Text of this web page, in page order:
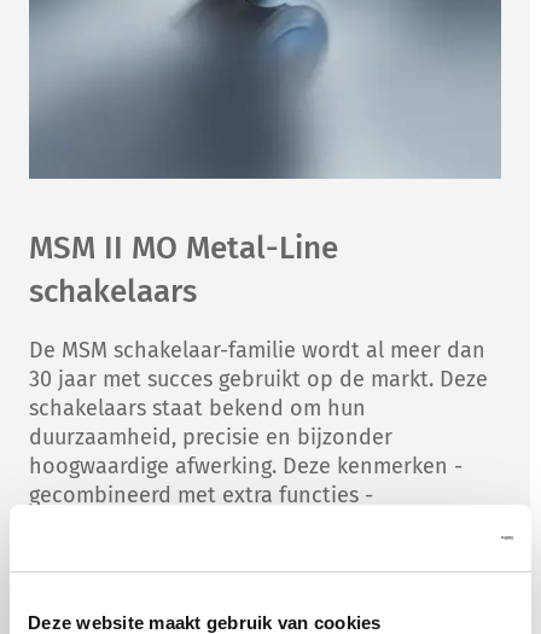
Deze website maakt gebruik van cookies
MSM II MO Metal-Line
schakelaars
De MSM schakelaar-familie wordt al meer dan
30 jaar met succes gebruikt op de markt. Deze
schakelaars staat bekend om hun
duurzaamheid, precisie en bijzonder
hoogwaardige afwerking. Deze kenmerken -
gecombineerd met extra functies -